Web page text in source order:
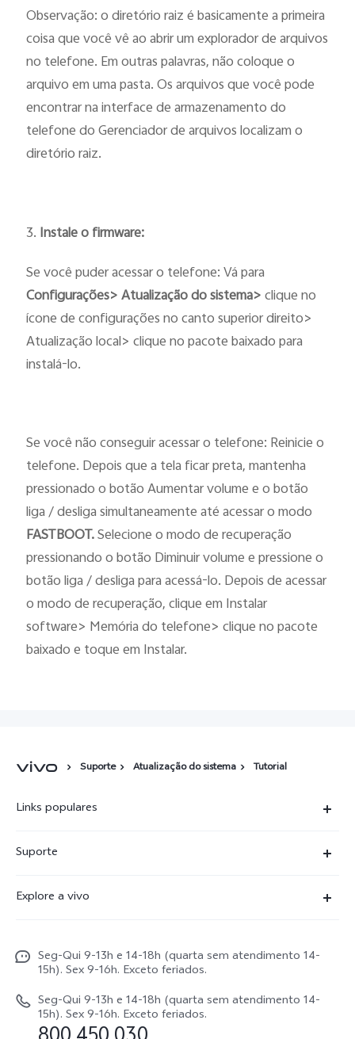
Observação: o diretório raiz é basicamente a primeira
coisa que você vê ao abrir um explorador de arquivos
no telefone. Em outras palavras, não coloque o
arquivo em uma pasta. Os arquivos que você pode
encontrar na interface de armazenamento do
telefone do Gerenciador de arquivos localizam o
diretório raiz.
3. Instale o firmware:
Se você puder acessar o telefone: Vá para
Configurações> Atualização do sistema>clique no
ícone de configurações no canto superior direito>
Atualização local> clique no pacote baixado para
instalá-lo.
Se você não conseguir acessar o telefone: Reinicie o
telefone. Depois que a tela ficar preta, mantenha
pressionado o botão Aumentar volume e o botão
liga / desliga simultaneamente até acessar o modo
FASTBOOT.Selecione o modo de recuperação
pressionando o botão Diminuir volume e pressione o
botão liga / desliga para acessá-lo. Depois de acessar
o modo de recuperação, clique em Instalar
software> Memória do telefone> clique no pacote
baixado e toque em Instalar.
Suporte Atualização do sistema Tutorial
Links populares
X300Pro
V70
V70 FE
Watch GT 2
Suporte
Atualização do sistema
Manual do utilizador
Atualizar registo
Explore a vivo
Carreiras ao vivo
Avisos legais
Sobre nós
Seg-Qui 9-13h e 14-18h (quarta sem atendimento 14-
15h). Sex 9-16h. Exceto feriados.
Seg-Qui 9-13h e 14-18h (quarta sem atendimento 14-
15h). Sex 9-16h. Exceto feriados.